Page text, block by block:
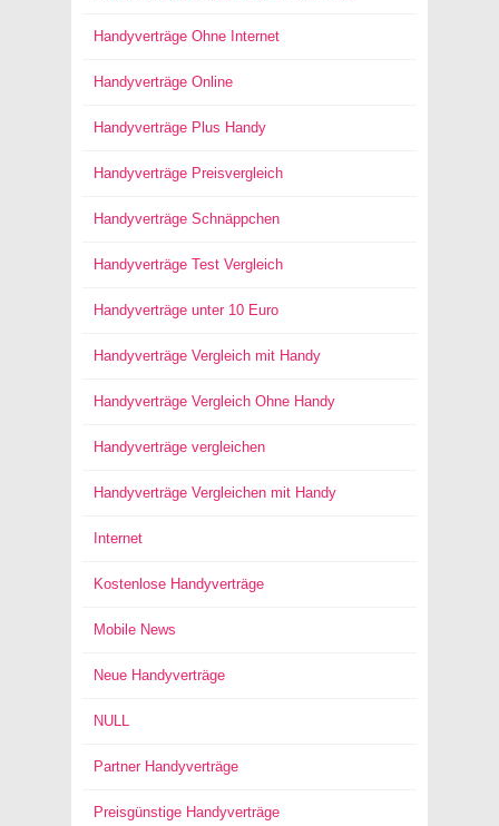
Handyverträge Ohne Internet
Handyverträge Online
Handyverträge Plus Handy
Handyverträge Preisvergleich
Handyverträge Schnäppchen
Handyverträge Test Vergleich
Handyverträge unter 10 Euro
Handyverträge Vergleich mit Handy
Handyverträge Vergleich Ohne Handy
Handyverträge vergleichen
Handyverträge Vergleichen mit Handy
Internet
Kostenlose Handyverträge
Mobile News
Neue Handyverträge
NULL
Partner Handyverträge
Preisgünstige Handyverträge